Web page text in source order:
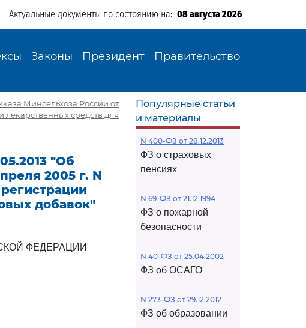
Актуальные документы по состоянию на: 08 августа 2026
Законы Президент Правительство
Минсельхоза России от
лекарственных средств для
"Об
2005 г. N
добавок"
ФЕДЕРАЦИИ
Популярные статьи
и материалы
N 400-ФЗ от 28.12.2013
ФЗ о страховых
пенсиях
N 69-ФЗ от 21.12.1994
ФЗ о пожарной
безопасности
N 40-ФЗ от 25.04.2002
ФЗ об ОСАГО
N 273-ФЗ от 29.12.2012
ФЗ об образовании